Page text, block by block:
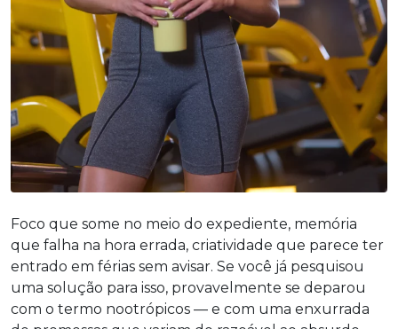
Foco que some no meio do expediente, memória
que falha na hora errada, criatividade que parece ter
entrado em férias sem avisar. Se você já pesquisou
uma solução para isso, provavelmente se deparou
com o termo nootrópicos — e com uma enxurrada